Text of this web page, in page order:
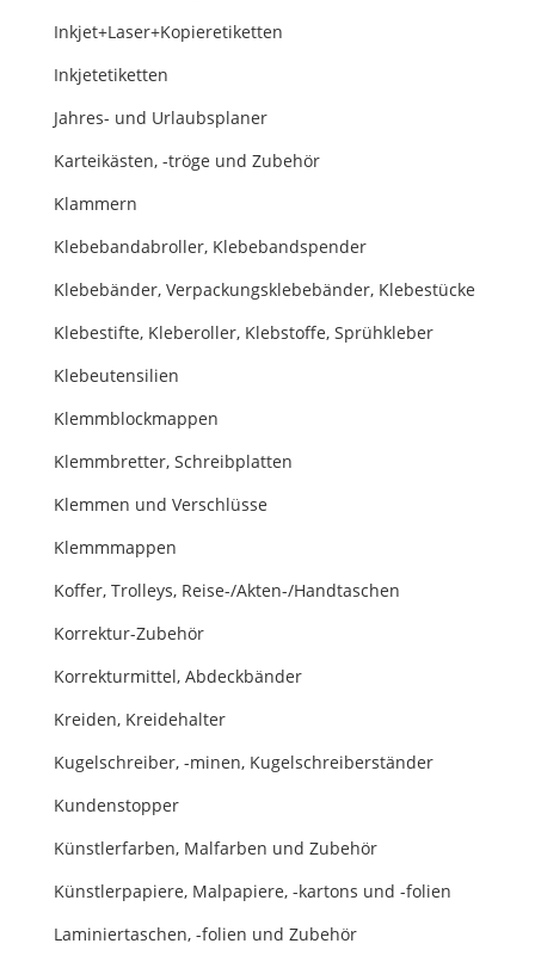
Inkjet+Laser+Kopieretiketten
Inkjetetiketten
Jahres- und Urlaubsplaner
Karteikästen, -tröge und Zubehör
Klammern
Klebebandabroller, Klebebandspender
Klebebänder, Verpackungsklebebänder, Klebestücke
Klebestifte, Kleberoller, Klebstoffe, Sprühkleber
Klebeutensilien
Klemmblockmappen
Klemmbretter, Schreibplatten
Klemmen und Verschlüsse
Klemmmappen
Koffer, Trolleys, Reise-/Akten-/Handtaschen
Korrektur-Zubehör
Korrekturmittel, Abdeckbänder
Kreiden, Kreidehalter
Kugelschreiber, -minen, Kugelschreiberständer
Kundenstopper
Künstlerfarben, Malfarben und Zubehör
Künstlerpapiere, Malpapiere, -kartons und -folien
Laminiertaschen, -folien und Zubehör